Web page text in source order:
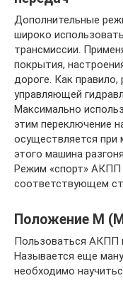
Дополнительные
широко
трансмиссии.
покрытия,
дороге. Как правило,
управляющей
Максимально
этим переключение
осуществляется при
этого машина
Режим «спорт» АКПП
соответствующем
Положение M
Пользоваться АКПП
Называется еще
необходимо